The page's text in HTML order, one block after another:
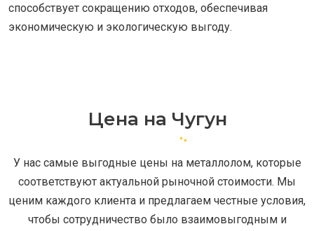
способствует сокращению отходов, обеспечивая
экономическую и экологическую выгоду.
Цена на Чугун
У нас самые выгодные цены на металлолом, которые
соответствуют актуальной рыночной стоимости. Мы
ценим каждого клиента и предлагаем честные условия,
чтобы сотрудничество было взаимовыгодным и